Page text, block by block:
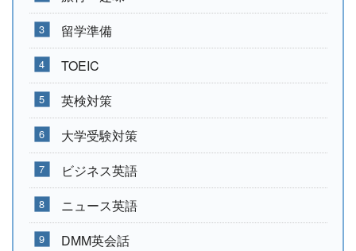
留学準備
TOEIC
英検対策
大学受験対策
ビジネス英語
ニュース英語
DMM英会話